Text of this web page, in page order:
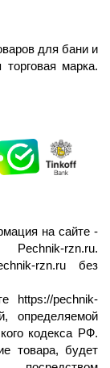
для бани и
торговая марка.
на сайте -
rzn.ru.
rzn.ru без
https://pechnik-
определяемой
кодекса РФ.
товара, будет